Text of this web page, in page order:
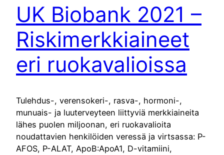
UK Biobank 2021 –
Riskimerkkiaineet
eri ruokavalioissa
Tulehdus-, verensokeri-, rasva-, hormoni-,
munuais- ja luuterveyteen liittyviä merkkiaineita
lähes puolen miljoonan, eri ruokavalioita
noudattavien henkilöiden veressä ja virtsassa: P-
AFOS, P-ALAT, ApoB:ApoA1, D-vitamiini,